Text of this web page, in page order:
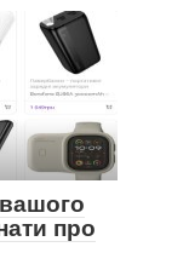
про